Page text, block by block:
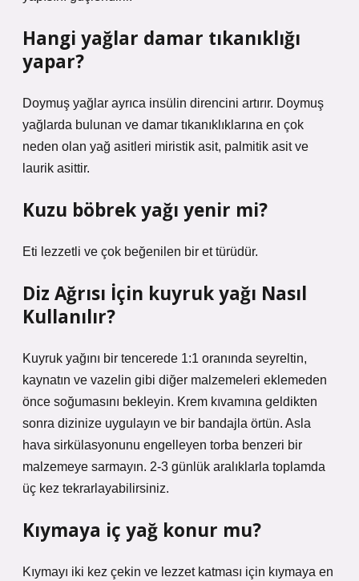
Hangi yağlar damar tıkanıklığı
yapar?
Doymuş yağlar ayrıca insülin direncini artırır. Doymuş
yağlarda bulunan ve damar tıkanıklıklarına en çok
neden olan yağ asitleri miristik asit, palmitik asit ve
laurik asittir.
Kuzu böbrek yağı yenir mi?
Eti lezzetli ve çok beğenilen bir et türüdür.
Diz Ağrısı İçin kuyruk yağı Nasıl
Kullanılır?
Kuyruk yağını bir tencerede 1:1 oranında seyreltin,
kaynatın ve vazelin gibi diğer malzemeleri eklemeden
önce soğumasını bekleyin. Krem kıvamına geldikten
sonra dizinize uygulayın ve bir bandajla örtün. Asla
hava sirkülasyonunu engelleyen torba benzeri bir
malzemeye sarmayın. 2-3 günlük aralıklarla toplamda
üç kez tekrarlayabilirsiniz.
Kıymaya iç yağ konur mu?
Kıymayı iki kez çekin ve lezzet katması için kıymaya en